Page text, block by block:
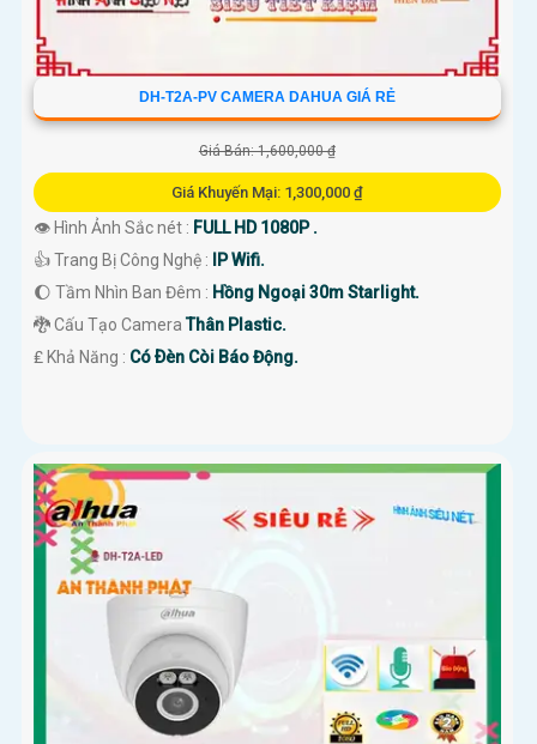
DH-T2A-PV CAMERA DAHUA GIÁ RẺ
Giá Bán: 1,600,000 ₫
Giá Khuyến Mại: 1,300,000 ₫
👁 Hình Ảnh Sắc nét : FULL HD 1080P .
👍 Trang Bị Công Nghệ :
IP Wifi.
🌔 Tầm Nhìn Ban Đêm : Hồng Ngoại 30m Starlight.
🐉️ Cấu Tạo CameraThân Plastic.
️₤ Khả Năng : Có Ðèn Còi Báo Động.